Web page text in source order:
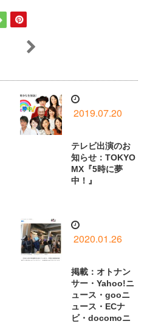
2019.07.20
テレビ出演のお
知らせ：TOKYO
MX『5時に夢
中！』
2020.01.26
掲載：オトナン
サー・Yahoo!ニ
ュース・gooニ
ュース・ECナ
ビ・docomoニ